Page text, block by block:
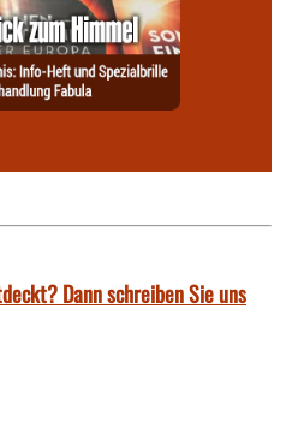
Dann schreiben Sie uns